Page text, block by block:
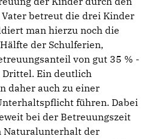
betreut die drei Kinder
man hierzu noch die
der Schulferien,
von gut 35 % -
Drittel. Ein deutlich
daher auch zu einer
führen. Dabei
bei der Betreuungszeit
Naturalunterhalt der